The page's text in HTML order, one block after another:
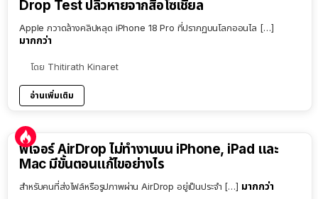
Drop Test ปลิวหายจากสื่อโซเชียล
Apple กวาดล้างคลิปหลุด iPhone 18 Pro ที่ปรากฏบนโลกออนไล […]
มากกว่า
โดย Thitirath Kinaret
อ่านเพิ่มเติม
ฟีเจอร์ AirDrop ไม่ทำงานบน iPhone, iPad และ
Mac มีขั้นตอนแก้ไขอย่างไร
สำหรับคนที่ส่งไฟล์หรือรูปภาพผ่าน AirDrop อยู่เป็นประจำ […] มากกว่า